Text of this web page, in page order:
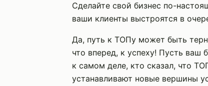
Сделайте свой бизнес по-
ваши клиенты выстроятся в
Да, путь к ТОПу может быть
что вперед, к успеху! Пусть ваш
к самом деле, кто сказал, что
устанавливают новые вершины